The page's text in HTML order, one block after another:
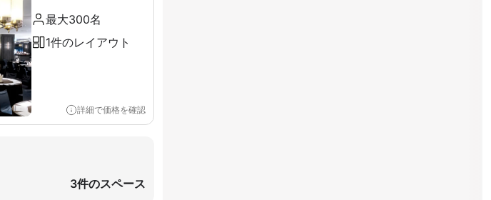
最大300名
1件のレイアウト
詳細で価格を確認
3件のスペース